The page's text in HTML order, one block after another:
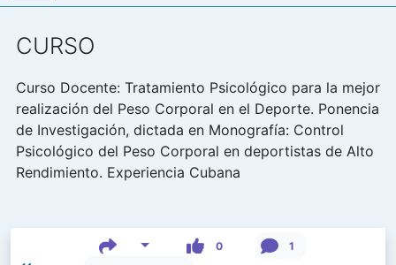
CURSO
Curso Docente: Tratamiento Psicológico para la mejor
realización del Peso Corporal en el Deporte. Ponencia
de Investigación, dictada en Monografía: Control
Psicológico del Peso Corporal en deportistas de Alto
Rendimiento. Experiencia Cubana
0 1